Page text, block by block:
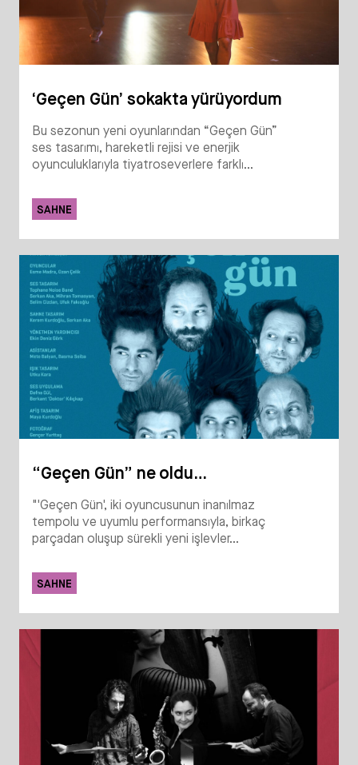
‘Geçen Gün’ sokakta yürüyordum
Bu sezonun yeni oyunlarından “Geçen Gün”
ses tasarımı, hareketli rejisi ve enerjik
oyunculuklarıyla tiyatroseverlere farklı...
SAHNE
“Geçen Gün” ne oldu…
"'Geçen Gün', iki oyuncusunun inanılmaz
tempolu ve uyumlu performansıyla, birkaç
parçadan oluşup sürekli yeni işlevler...
SAHNE